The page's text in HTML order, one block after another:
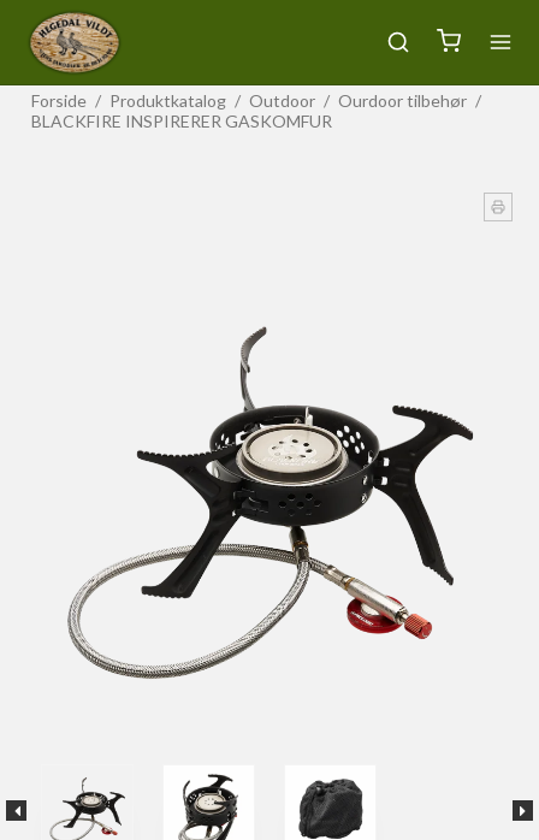
Forside / Produktkatalog / Outdoor / Ourdoor tilbehør /
BLACKFIRE INSPIRERER GASKOMFUR